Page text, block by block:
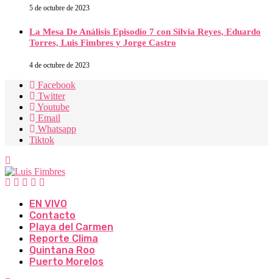
5 de octubre de 2023
La Mesa De Análisis Episodio 7 con Silvia Reyes, Eduardo
Torres, Luis Fimbres y Jorge Castro
4 de octubre de 2023
Facebook
Twitter
Youtube
Email
Whatsapp
Tiktok
EN VIVO
Contacto
Playa del Carmen
Reporte Clima
Quintana Roo
Puerto Morelos